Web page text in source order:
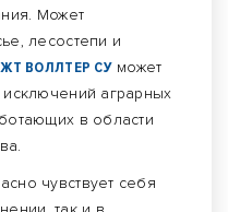
Может
лесостепи и
ВОЛЛТЕР СУможет
аграрных
в области
чувствует себя